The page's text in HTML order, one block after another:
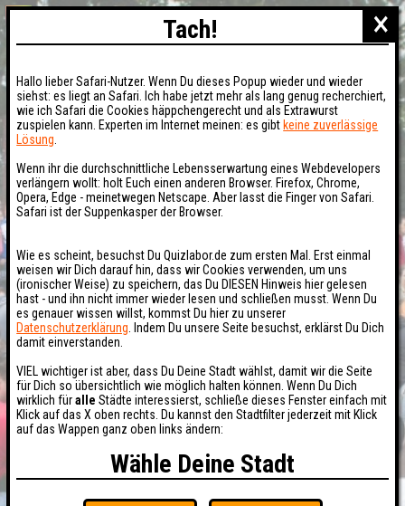
×
Tach!
Hallo lieber Safari-Nutzer. Wenn Du dieses Popup wieder und wieder
siehst: es liegt an Safari. Ich habe jetzt mehr als lang genug recherchiert,
wie ich Safari die Cookies häppchengerecht und als Extrawurst
zuspielen kann. Experten im Internet meinen: es gibt keine zuverlässige
Lösung
Wenn ihr die durchschnittliche Lebensserwartung eines Webdevelopers
verlängern wollt: holt Euch einen anderen Browser. Firefox, Chrome,
Opera, Edge - meinetwegen Netscape. Aber lasst die Finger von Safari.
Safari ist der Suppenkasper der Browser.
Wie es scheint, besuchst Du Quizlabor.de zum ersten Mal. Erst einmal
weisen wir Dich darauf hin, dass wir Cookies verwenden, um uns
(ironischer Weise) zu speichern, das Du DIESEN Hinweis hier gelesen
hast - und ihn nicht immer wieder lesen und schließen musst. Wenn Du
es genauer wissen willst, kommst Du hier zu unserer
Datenschutzerklärung . Indem Du unsere Seite besuchst, erklärst Du Dich
damit einverstanden.
VIEL wichtiger ist aber, dass Du Deine Stadt wählst, damit wir die Seite
für Dich so übersichtlich wie möglich halten können. Wenn Du Dich
wirklich füralle Städte interessierst, schließe dieses Fenster einfach mit
Klick auf das X oben rechts. Du kannst den Stadtfilter jederzeit mit Klick
auf das Wappen ganz oben links ändern:
Wähle Deine Stadt